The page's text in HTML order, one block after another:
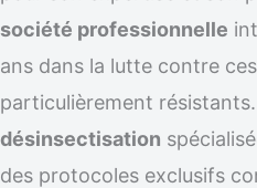
société professionnelle
ans dans la lutte contre ces
particulièrement
désinsectisation
des protocoles exclusifs